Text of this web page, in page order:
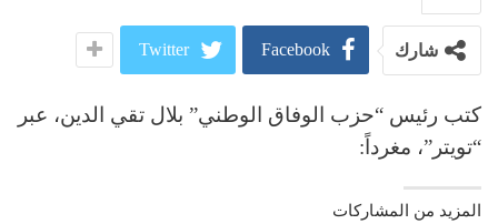
شارك Facebook
Twitter
كتب رئيس “حزب الوفاق الوطني” بلال تقي الدين، عبر
“تويتر”، مغرداً:
المزيد من المشاركات